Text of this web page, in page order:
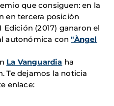
que consiguen: en la
en tercera posición
Edición (2017) ganaron el
autonómica con"Àngel
La Vanguardia ha
Te dejamos la noticia
enlace: